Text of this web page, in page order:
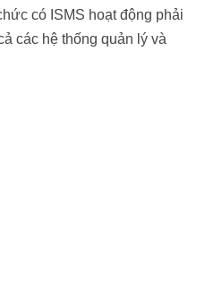
có ISMS hoạt động phải
các hệ thống quản lý và